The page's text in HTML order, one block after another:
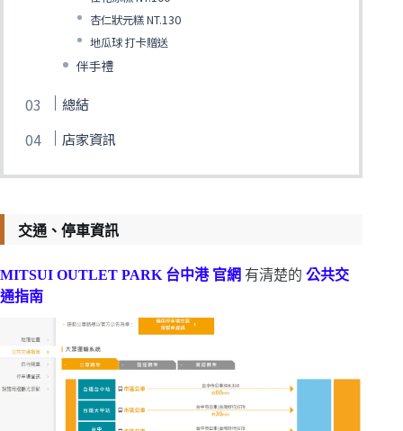
杏仁狀元糕 NT.130
地瓜球 打卡贈送
伴手禮
總結
店家資訊
交通、停車資訊
MITSUI OUTLET PARK 台中港 官網 有清楚的 公共交
通指南